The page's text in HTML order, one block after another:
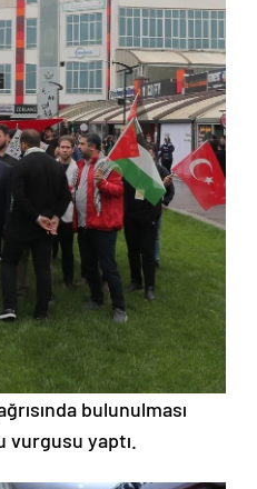
bulunulması
vurgusu yaptı.